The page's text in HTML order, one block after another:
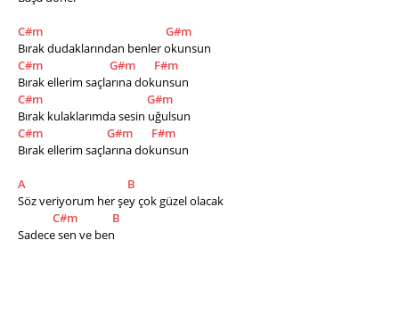
C#m
G#m
Bırak dudaklarından benler okunsun
C#m
G#m
F#m
Bırak ellerim saçlarına dokunsun
C#m
G#m
Bırak kulaklarımda sesin uğulsun
C#m
G#m
F#m
Bırak ellerim saçlarına dokunsun
A
B
Söz veriyorum her şey çok güzel olacak
C#m
B
Sadece sen ve ben